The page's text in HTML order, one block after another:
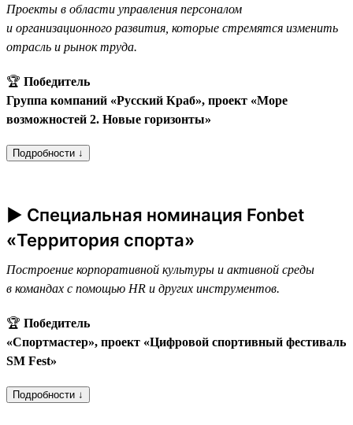
Проекты в области управления персоналом
и организационного развития, которые стремятся изменить
отрасль и рынок труда.
🏆 Победитель
Группа компаний «Русский Краб», проект «Море
возможностей 2. Новые горизонты»
Подробности ↓
► Специальная номинация Fonbet
«Территория спорта»
Построение корпоративной культуры и активной среды
в командах с помощью HR и других инструментов.
🏆 Победитель
«Спортмастер», проект «Цифровой спортивный фестиваль
SM Fest»
Подробности ↓